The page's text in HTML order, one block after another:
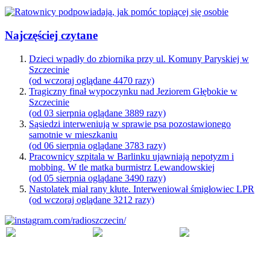
Najczęściej czytane
Dzieci wpadły do zbiornika przy ul. Komuny Paryskiej w
Szczecinie
(od wczoraj oglądane 4470 razy)
Tragiczny finał wypoczynku nad Jeziorem Głębokie w
Szczecinie
(od 03 sierpnia oglądane 3889 razy)
Sąsiedzi interweniują w sprawie psa pozostawionego
samotnie w mieszkaniu
(od 06 sierpnia oglądane 3783 razy)
Pracownicy szpitala w Barlinku ujawniają nepotyzm i
mobbing. W tle matka burmistrz Lewandowskiej
(od 05 sierpnia oglądane 3490 razy)
Nastolatek miał rany kłute. Interweniował śmigłowiec LPR
(od wczoraj oglądane 3212 razy)